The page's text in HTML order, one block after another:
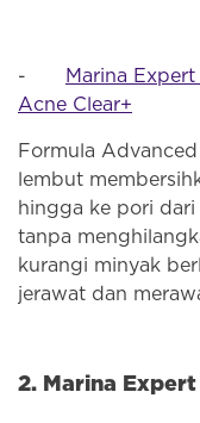
-
Marina
Acne Clear+
Formula
lembut
hingga ke pori
tanpa
kurangi minyak
jerawat dan
2. Marina